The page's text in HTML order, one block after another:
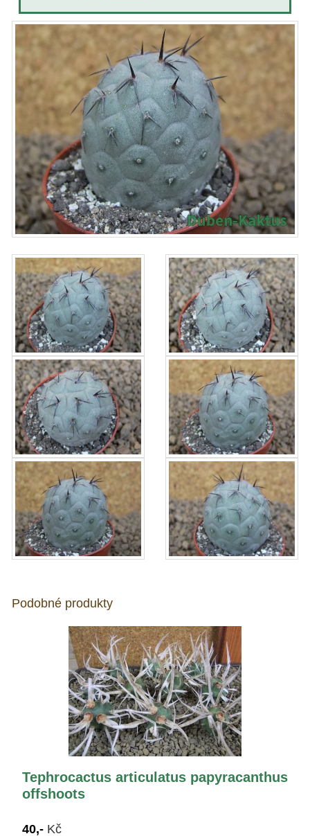
Podobné produkty
Tephrocactus articulatus papyracanthus
offshoots
40,- Kč